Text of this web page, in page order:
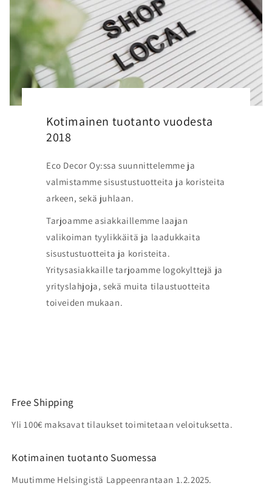
Kotimainen tuotanto vuodesta
2018
Eco Decor Oy:ssa suunnittelemme ja
valmistamme sisustustuotteita ja koristeita
arkeen, sekä juhlaan.
Tarjoamme asiakkaillemme laajan
valikoiman tyylikkäitä ja laadukkaita
sisustustuotteita ja koristeita.
Yritysasiakkaille tarjoamme logokylttejä ja
yrityslahjoja, sekä muita tilaustuotteita
toiveiden mukaan.
Free Shipping
Yli 100€ maksavat tilaukset toimitetaan veloituksetta.
Kotimainen tuotanto Suomessa
Muutimme Helsingistä Lappeenrantaan 1.2.2025.